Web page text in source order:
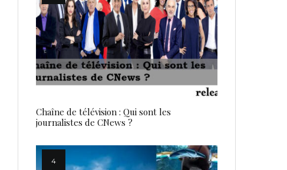
Chaîne de télévision : Qui sont les
journalistes de CNews ?